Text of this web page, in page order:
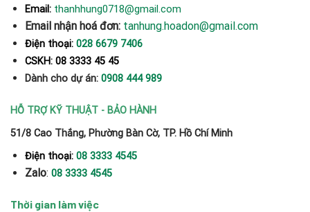
Email: thanhhung0718@gmail.com
Email nhận hoá đơn: tanhung.hoadon@gmail.com
Điện thoại: 028 6679 7406
CSKH: 08 3333 45 45
Dành cho dự án: 0908 444 989
HỖ TRỢ KỸ THUẬT - BẢO HÀNH
51/8 Cao Thắng, Phường Bàn Cờ, TP. Hồ Chí Minh
Điện thoại: 08 3333 4545
Zalo: 08 3333 4545
Thời gian làm việc